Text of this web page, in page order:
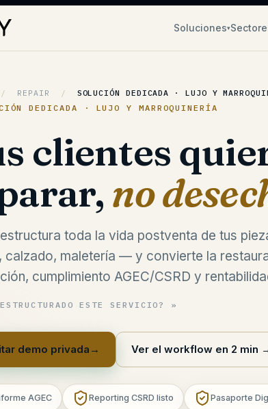
Soluciones▾
/ REPAIR /
SOLUCIÓN DEDICADA · LUJO Y
DEDICADA · LUJO Y MARROQUINERÍA
clientes
no
toda la vida postventa de tus
calzado, maletería — y convierte la
cumplimiento AGEC/CSRD y
ESTE SERVICIO? »
demo privada → Ver el workflow en 2 min
AGEC Reporting CSRD listo Pasaporte